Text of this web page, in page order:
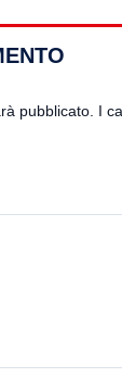
pubblicato. I